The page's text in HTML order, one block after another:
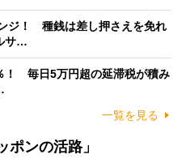
ジ！ 種銭は差し押さえを免れ
サ…
！ 毎日5万円超の延滞税が積み
一覧を見る
ンの活路」